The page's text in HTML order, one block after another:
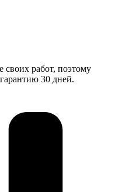
своих работ, поэтому
30 дней.